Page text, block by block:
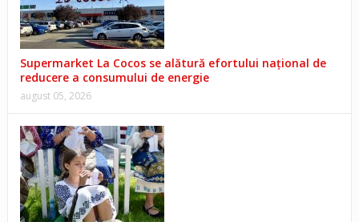
Supermarket La Cocos se alătură efortului național de
reducere a consumului de energie
august 05, 2026